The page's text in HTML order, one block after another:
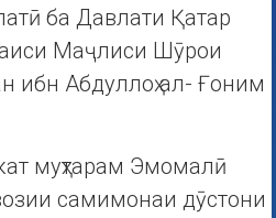
ба Давлати Қатар
Маҷлиси Шӯрои
ибн Абдуллоҳ ал- Ғоним
муҳтарам Эмомалӣ
самимонаи дӯстони